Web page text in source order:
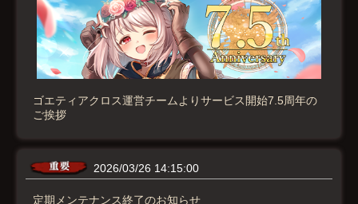
ゴエティアクロス運営チームよりサービス開始7.5周年の
ご挨拶
2026/03/26 14:15:00
定期メンテナンス終了のお知らせ